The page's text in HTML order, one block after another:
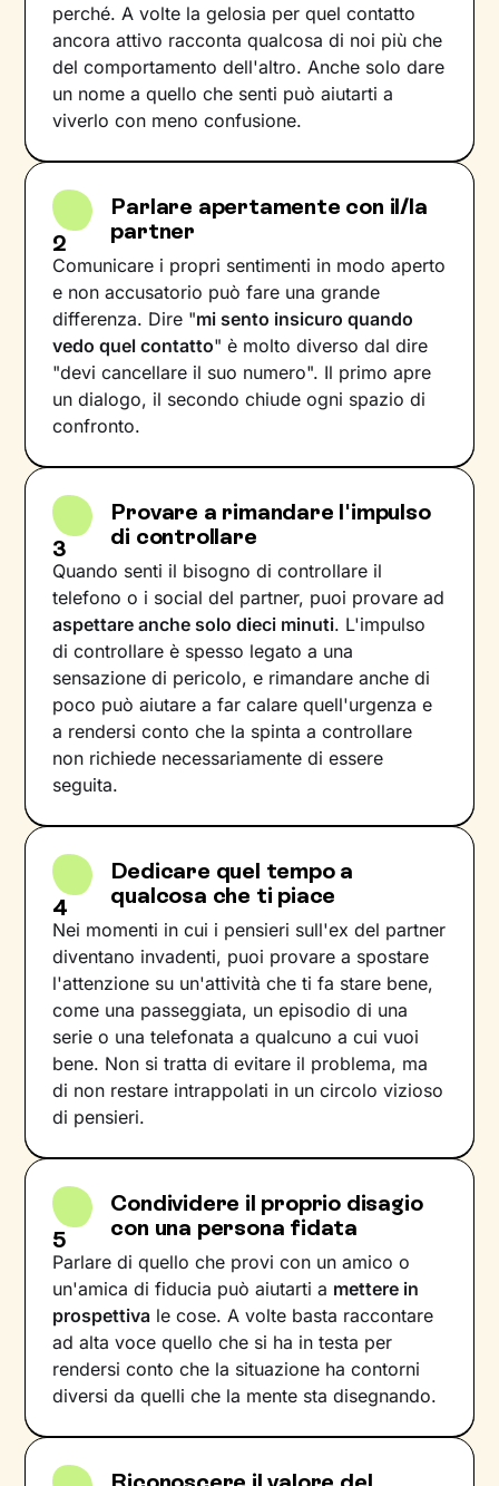
perché. A volte la gelosia per quel contatto
ancora attivo racconta qualcosa di noi più che
del comportamento dell'altro. Anche solo dare
un nome a quello che senti può aiutarti a
viverlo con meno confusione.
2
Parlare apertamente con il/la
partner
Comunicare i propri sentimenti in modo aperto
e non accusatorio può fare una grande
differenza. Dire "mi sento insicuro quando
vedo quel contatto" è molto diverso dal dire
"devi cancellare il suo numero". Il primo apre
un dialogo, il secondo chiude ogni spazio di
confronto.
3
Provare a rimandare l'impulso
di controllare
Quando senti il bisogno di controllare il
telefono o i social del partner, puoi provare ad
aspettare anche solo dieci minuti. L'impulso
di controllare è spesso legato a una
sensazione di pericolo, e rimandare anche di
poco può aiutare a far calare quell'urgenza e
a rendersi conto che la spinta a controllare
non richiede necessariamente di essere
seguita.
4
Dedicare quel tempo a
qualcosa che ti piace
Nei momenti in cui i pensieri sull'ex del partner
diventano invadenti, puoi provare a spostare
l'attenzione su un'attività che ti fa stare bene,
come una passeggiata, un episodio di una
serie o una telefonata a qualcuno a cui vuoi
bene. Non si tratta di evitare il problema, ma
di non restare intrappolati in un circolo vizioso
di pensieri.
5
Condividere il proprio disagio
con una persona fidata
Parlare di quello che provi con un amico o
un'amica di fiducia può aiutarti a mettere in
prospettiva le cose. A volte basta raccontare
ad alta voce quello che si ha in testa per
rendersi conto che la situazione ha contorni
diversi da quelli che la mente sta disegnando.